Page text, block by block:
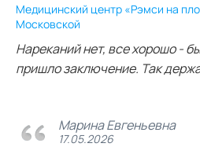
Медицинский центр «Рэмси на
Московской
Нареканий нет, все хорошо -
пришло заключение. Так
Марина Евгеньевна
17.05.2026